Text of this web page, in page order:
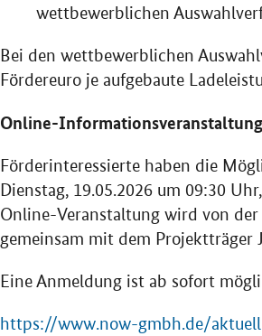
wettbewerblichen
Bei den wettbewerblichen
Fördereuro je aufgebaute
Online-Informationsveranstaltung
Förderinteressierte haben die
Dienstag, 19.05.2026 um 09:30
Online-Veranstaltung wird von
gemeinsam mit dem Projektträger
Eine Anmeldung ist ab sofort
https://www.now-gmbh.de/